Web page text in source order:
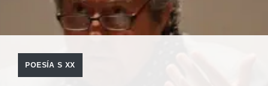
POESÍA S XX